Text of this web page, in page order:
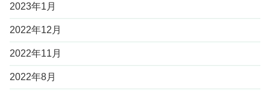
2023年1月
2022年12月
2022年11月
2022年8月